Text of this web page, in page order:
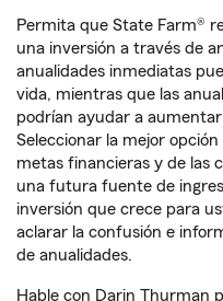
Permita que State Farm®
una inversión a través de
anualidades inmediatas
vida, mientras que las
podrían ayudar a
Seleccionar la mejor
metas financieras y de las
una futura fuente de
inversión que crece para
aclarar la confusión e
de anualidades.
Hable con Darin Thurman